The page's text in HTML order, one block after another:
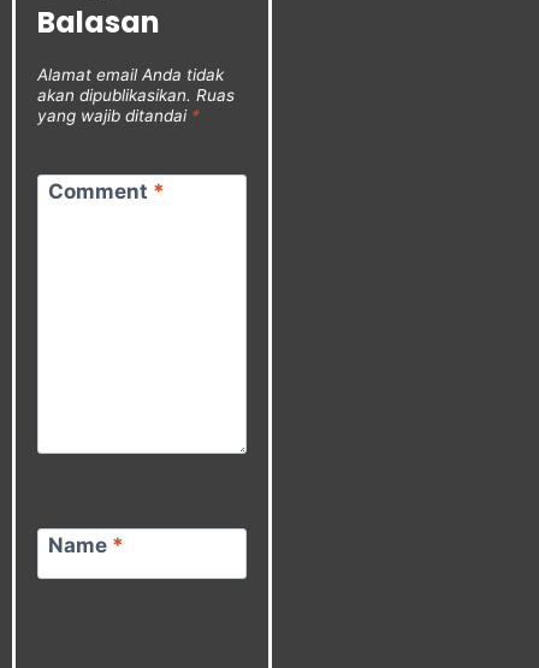
Balasan
Alamat email Anda tidak
akan dipublikasikan. Ruas
yang wajib ditandai *
Comment *
Name *